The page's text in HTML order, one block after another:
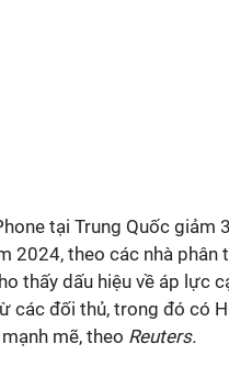
tại Trung Quốc giảm
2024, theo các nhà phân
thấy dấu hiệu về áp lực
các đối thủ, trong đó có
mẽ, theo Reuters.